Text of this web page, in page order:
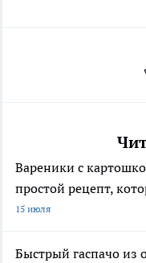
Вареники с
простой рецепт,
15 июля
Быстрый гаспачо из